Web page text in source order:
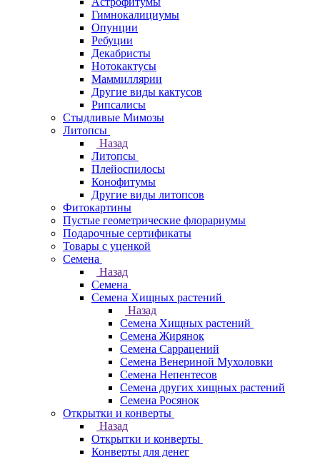
Гимнокалициумы
Опунции
Ребуции
Декабристы
Нотокактусы
Маммиллярии
Другие виды кактусов
Рипсалисы
Стыдливые Мимозы
Литопсы
Назад
Литопсы
Плейоспилосы
Конофитумы
Другие виды литопсов
Фитокартины
Пустые геометрические флорариумы
Подарочные сертификаты
Товары с уценкой
Семена
Назад
Семена
Семена Хищных растений
Назад
Семена Хищных растений
Семена Жирянок
Семена Саррацений
Семена Венериной Мухоловки
Семена Непентесов
Семена других хищных растений
Семена Росянок
Открытки и конверты
Назад
Открытки и конверты
Конверты для денег